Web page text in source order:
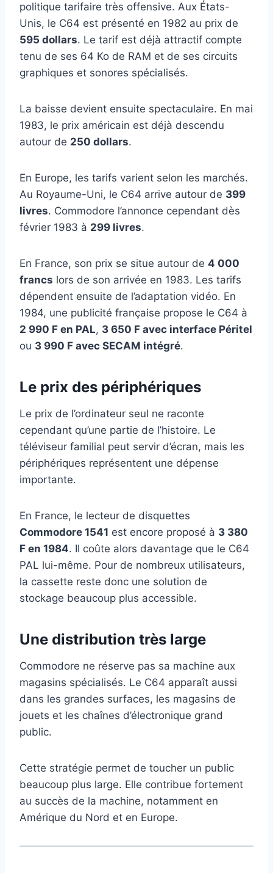
politique tarifaire très offensive. Aux États-
Unis, le C64 est présenté en 1982 au prix de
595 dollars. Le tarif est déjà attractif compte
tenu de ses 64 Ko de RAM et de ses circuits
graphiques et sonores spécialisés.
La baisse devient ensuite spectaculaire. En mai
1983, le prix américain est déjà descendu
autour de 250 dollars.
En Europe, les tarifs varient selon les marchés.
Au Royaume-Uni, le C64 arrive autour de 399
livres. Commodore l’annonce cependant dès
février 1983 à 299 livres.
En France, son prix se situe autour de 4 000
francs lors de son arrivée en 1983. Les tarifs
dépendent ensuite de l’adaptation vidéo. En
1984, une publicité française propose le C64 à
2 990 F en PAL, 3 650 F avec interface Péritel
ou 3 990 F avec SECAM intégré.
Le prix des périphériques
Le prix de l’ordinateur seul ne raconte
cependant qu’une partie de l’histoire. Le
téléviseur familial peut servir d’écran, mais les
périphériques représentent une dépense
importante.
En France, le lecteur de disquettes
Commodore 1541 est encore proposé à 3 380
F en 1984. Il coûte alors davantage que le C64
PAL lui-même. Pour de nombreux utilisateurs,
la cassette reste donc une solution de
stockage beaucoup plus accessible.
Une distribution très large
Commodore ne réserve pas sa machine aux
magasins spécialisés. Le C64 apparaît aussi
dans les grandes surfaces, les magasins de
jouets et les chaînes d’électronique grand
public.
Cette stratégie permet de toucher un public
beaucoup plus large. Elle contribue fortement
au succès de la machine, notamment en
Amérique du Nord et en Europe.